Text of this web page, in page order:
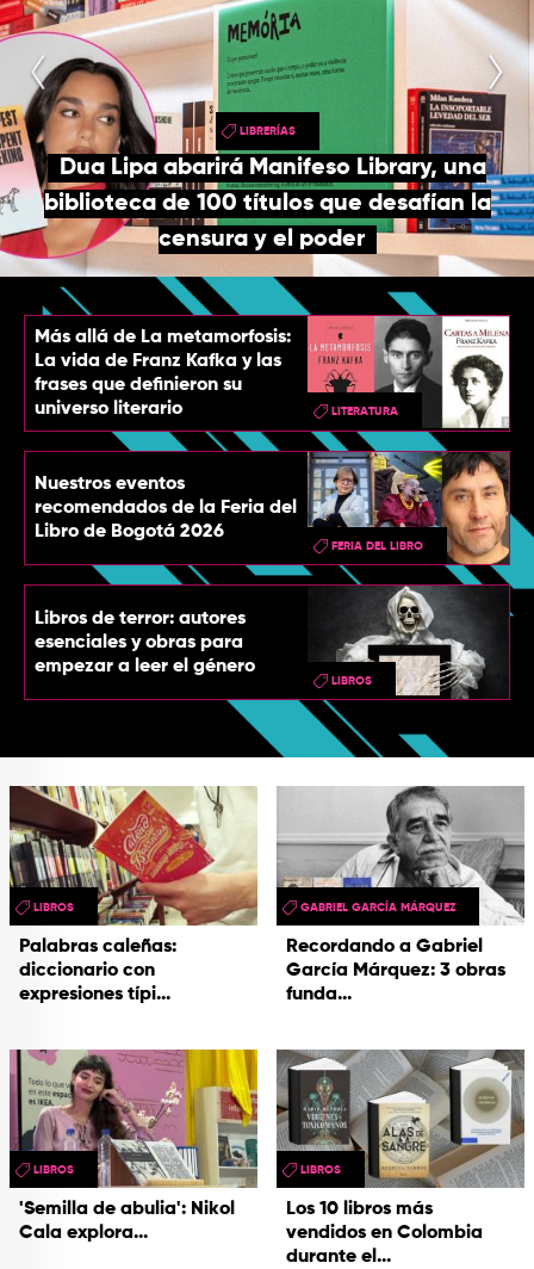
TOP
QUIÉNES SOMOS
CONTACTO
LIBRERÍAS
Dua Lipa abarirá Manifeso Library, una
biblioteca de 100 títulos que desafían la
censura y el poder
Más allá de La metamorfosis:
La vida de Franz Kafka y las
frases que definieron su
universo literario
LITERATURA
Nuestros eventos
recomendados de la Feria del
Libro de Bogotá 2026
FERIA DEL LIBRO
Libros de terror: autores
esenciales y obras para
empezar a leer el género
LIBROS
Palabras caleñas:
diccionario con
expresiones típi...
LIBROS
Recordando a Gabriel
García Márquez: 3 obras
funda...
GABRIEL GARCÍA MÁRQUEZ
'Semilla de abulia': Nikol
Cala explora...
LIBROS
Los 10 libros más
vendidos en Colombia
durante el...
LIBROS